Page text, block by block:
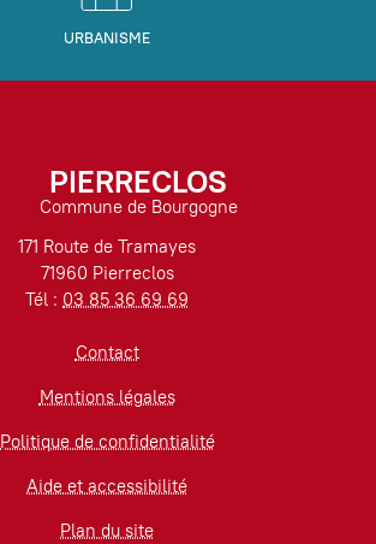
URBANISME
PIERRECLOS
Commune de Bourgogne
171 Route de Tramayes
71960 Pierreclos
Tél : 03 85 36 69 69
Contact
Mentions légales
Politique de confidentialité
Aide et accessibilité
Plan du site